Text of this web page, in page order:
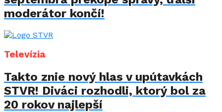
moderátor končí!
Televízia
Takto znie nový hlas v upútavkách
STVR! Diváci rozhodli, ktorý bol za
20 rokov najlepší